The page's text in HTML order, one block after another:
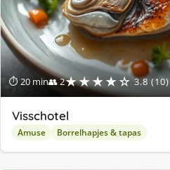
⏱ 20 min👥 2★★★★☆ 3.8 (10)
Visschotel
Amuse Borrelhapjes & tapas